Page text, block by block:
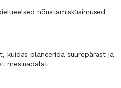
nõustamisküsimused
kuidas planeerida suurepärast ja
mesinädalat